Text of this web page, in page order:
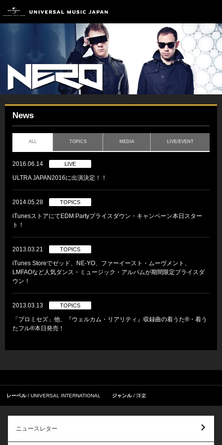
News
ALL TOPICS MEDIA LIVE/EVENT
2016.06.14 LIVE
ULTRA JAPAN2016に出演決定！！
2014.05.28 TOPICS
iTunesストアにてEDM Partyプライスダウン・キャンペーン本日スター
ト！
2013.03.21 TOPICS
iTunes Storeでゼッド、NE-YO、ファーイースト・ムーヴメント、
LMFAOなど人気ダンス・ミュージック・アルバムが期間限定プライスダ
ウン！
2013.03.13 TOPICS
「プロミセズ」他、『ウェルカム・リアリティ』収録曲の着うた®・着う
たフル®本日発売！
レーベル UNIVERSAL INTERNATIONAL ジャンル 洋楽
ニュースレター